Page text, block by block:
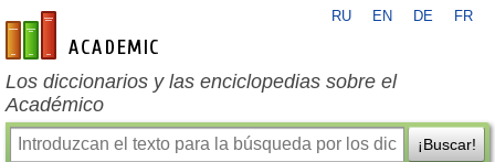
es-academic.com
RU EN DE FR
Los diccionarios y las enciclopedias sobre el
Académico
¡Buscar!